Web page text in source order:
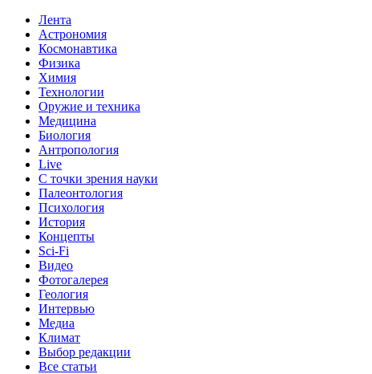
Лента
Астрономия
Космонавтика
Физика
Химия
Технологии
Оружие и техника
Медицина
Биология
Антропология
Live
С точки зрения науки
Палеонтология
Психология
История
Концепты
Sci-Fi
Видео
Фотогалерея
Геология
Интервью
Медиа
Климат
Выбор редакции
Все статьи